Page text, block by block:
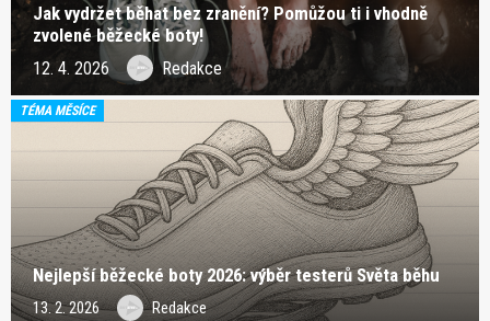
Jak vydržet běhat bez zranění? Pomůžou ti i vhodně
zvolené běžecké boty!
12. 4. 2026 Redakce
TÉMA MĚSÍCE
Nejlepší běžecké boty 2026: výběr testerů Světa běhu
13. 2. 2026 Redakce